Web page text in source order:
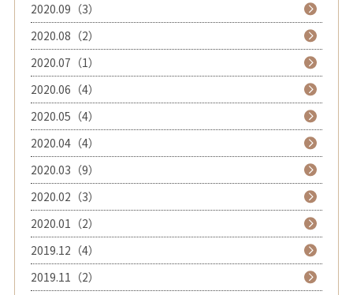
2020.09（3）
2020.08（2）
2020.07（1）
2020.06（4）
2020.05（4）
2020.04（4）
2020.03（9）
2020.02（3）
2020.01（2）
2019.12（4）
2019.11（2）